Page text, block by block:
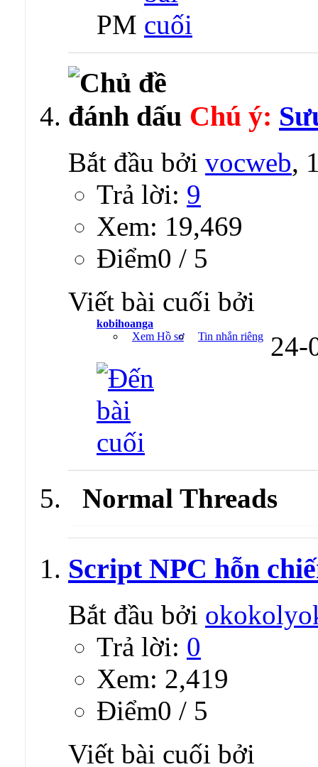
PM
Chú ý:
Bắt đầu bởi vocweb,
Trả lời: 9
Xem: 19,469
Ðiểm0 / 5
Viết bài cuối bởi
kobihoanga
Xem Hồ sơ
Tin nhắn riêng 24-
Normal Threads
Script NPC hỗn
Bắt đầu bởi
Trả lời: 0
Xem: 2,419
Ðiểm0 / 5
Viết bài cuối bởi